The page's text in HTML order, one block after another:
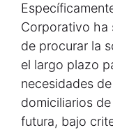
Corporativo ha
de procurar la
el largo plazo
necesidades
domiciliarios
futura, bajo